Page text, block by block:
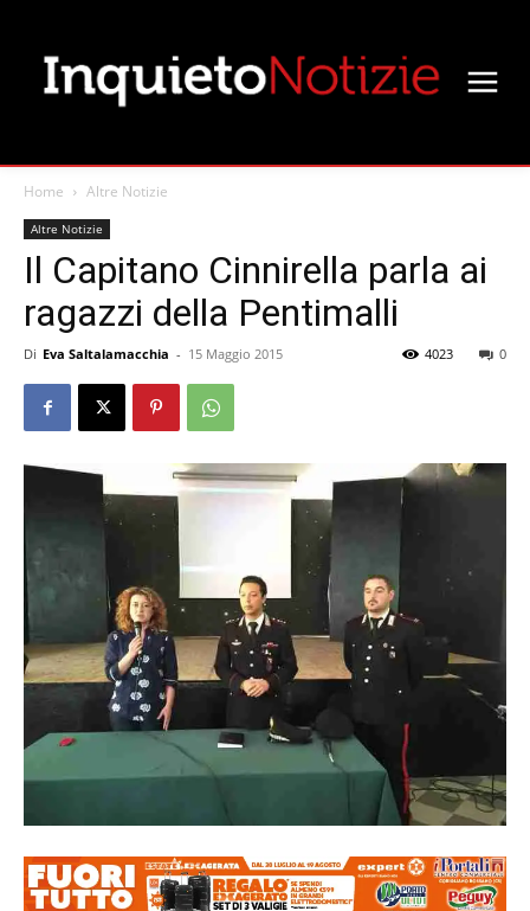
Home Altre Notizie
Altre Notizie
Il Capitano Cinnirella parla ai
ragazzi della Pentimalli
Di Eva Saltalamacchia - 15 Maggio 2015 0
4023